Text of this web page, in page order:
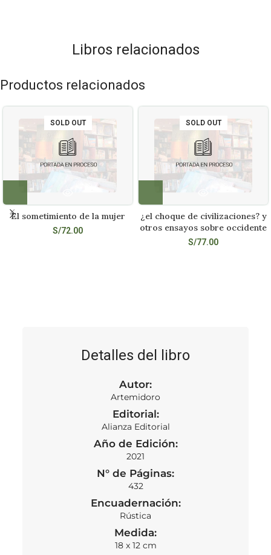
Libros relacionados
Productos relacionados
SOLD OUT
El sometimiento de la mujer
S/72.00
SOLD OUT
¿el choque de civilizaciones? y
otros ensayos sobre occidente
S/77.00
Detalles del libro
Autor:
Artemidoro
Editorial:
Alianza Editorial
Año de Edición:
2021
N° de Páginas:
432
Encuadernación:
Rústica
Medida:
18 x 12 cm